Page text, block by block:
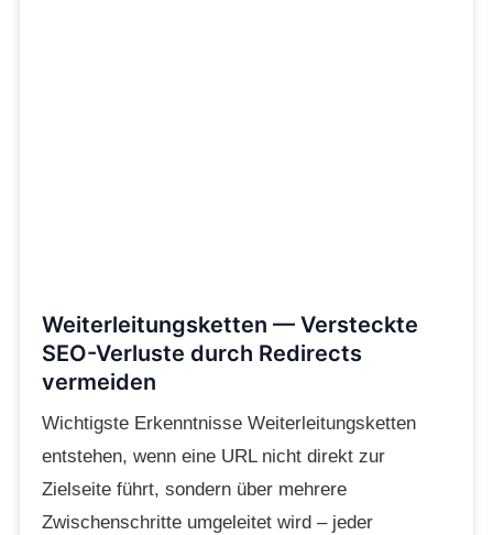
Weiterleitungsketten — Versteckte
SEO-Verluste durch Redirects
vermeiden
Wichtigste Erkenntnisse Weiterleitungsketten
entstehen, wenn eine URL nicht direkt zur
Zielseite führt, sondern über mehrere
Zwischenschritte umgeleitet wird – jeder